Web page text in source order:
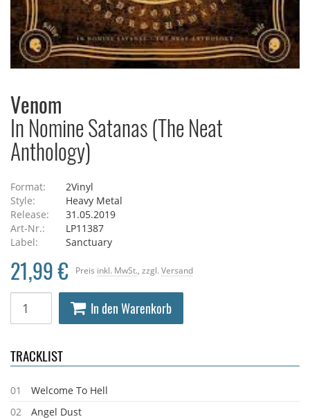
Venom
In Nomine Satanas (The Neat
Anthology)
Format:
2Vinyl
Style:
Heavy Metal
Release:
31.05.2019
Art-Nr.:
LP11387
Label:
Sanctuary
Preis inkl. MwSt. , zzgl. Versand
21,99 €
In den Warenkorb
TRACKLIST
01
Welcome To Hell
02
Angel Dust